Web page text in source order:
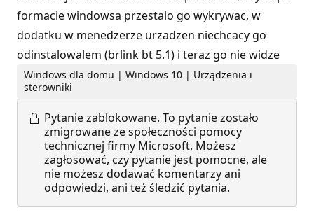
formacie windowsa przestalo go wykrywac, w
dodatku w menedzerze urzadzen niechcacy go
odinstalowalem (brlink bt 5.1) i teraz go nie widze
Windows dla domu | Windows 10 | Urządzenia i
sterowniki
Pytanie zablokowane. To pytanie zostało
zmigrowane ze społeczności pomocy
technicznej firmy Microsoft. Możesz
zagłosować, czy pytanie jest pomocne, ale
nie możesz dodawać komentarzy ani
odpowiedzi, ani też śledzić pytania.